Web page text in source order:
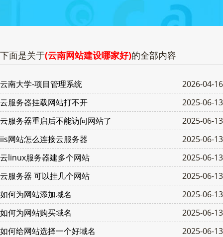
下面是关于(云南网站建设哪家好)的全部内容
云南大学-项目管理系统
2026-04-16
云服务器挂载网站打不开
2025-06-13
云服务器重启后不能访问网站了
2025-06-13
iis网站怎么连接云服务器
2025-06-13
云linux服务器建多个网站
2025-06-13
云服务器 可以挂几个网站
2025-06-13
如何为网站添加域名
2025-06-13
如何为网站购买域名
2025-06-13
如何给网站选择一个好域名
2025-06-13